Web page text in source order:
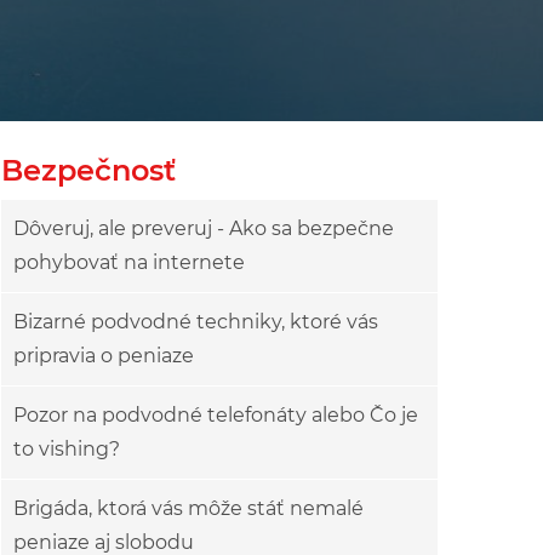
Bezpečnosť
Dôveruj, ale preveruj - Ako sa bezpečne
pohybovať na internete
Bizarné podvodné techniky, ktoré vás
pripravia o peniaze
Pozor na podvodné telefonáty alebo Čo je
to vishing?
Brigáda, ktorá vás môže stáť nemalé
peniaze aj slobodu